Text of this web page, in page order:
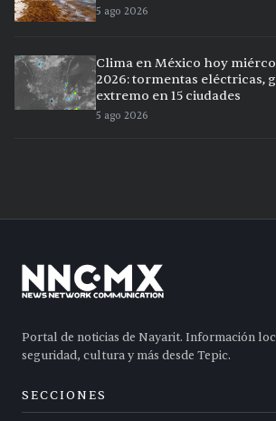
5 ago 2026
Clima en México hoy
2026: tormentas eléctricas,
extremo en 15 ciudades
5 ago 2026
Portal de noticias de Nayarit. Información
seguridad, cultura y más desde Tepic.
SECCIONES